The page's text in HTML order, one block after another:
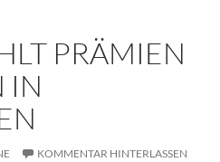
PRÄMIEN
IN
KOMMENTAR HINTERLASSEN